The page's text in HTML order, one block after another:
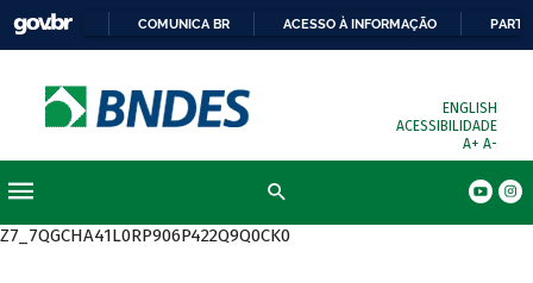
COMUNICA BR ACESSO À INFORMAÇÃO
ENGLISH
ACESSIBILIDADE
A+ A-
Z7_7QGCHA41L0RP906P422Q9Q0CK0